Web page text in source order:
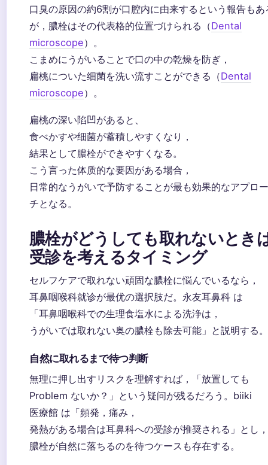
口臭の原因の約6割が口腔内に由来するという報告もあ
が，膿栓はその代表格的位置づけられる（Dental
microscope）。
こまめにうがいることで口の中の乾燥を防ぎ，
扁桃についた细菌を洗い流すことができる（Dental
microscope）。
扁桃の深い陷凹があると、
食べかすや细菌が蓄積しやすくなり，
結果として膿栓ができやすくなる。
こう言った体质的な要因がある場合，
日常的なうがいで予防することが最も効果的なアプロー
チとなる。
膿栓がどうしても取れないとき
受診を考えるタイミング
セルフケアで取れない頑固な膿栓に悩んでいるなら，
耳鼻咽喉科就诊が最优の選択肢だ。永友耳鼻科 は
「耳鼻咽喉科での生理食塩水による洗浄は，
うがいでは取れない奥の膿栓も除去可能」と説明する。
自然に取れるまで待つ判断
無理に押し出すリスクを理解すれば，「放置しても
Problem ないか？」という疑问が残るだろう。biiki
医療館 は「頻発，痛み，
発熱がある場合は耳鼻科への受診が推奨される」とし，
膿栓が自然に落ちるのを待つケースも存在する。